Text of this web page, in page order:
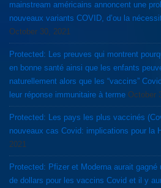
mainstream américains annoncent une
nouveaux variants COVID, d’ou la
October 30, 2021
Protected: Les preuves qui montrent
en bonne santé ainsi que les enfants
naturellement alors que les “vaccins”
leur réponse immunitaire à terme October
Protected: Les pays les plus vaccinés
nouveaux cas Covid: implications pour la
2021
Protected: Pfizer et Moderna aurait gagné
de dollars pour les vaccins Covid et il y